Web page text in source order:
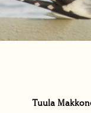
Tuula